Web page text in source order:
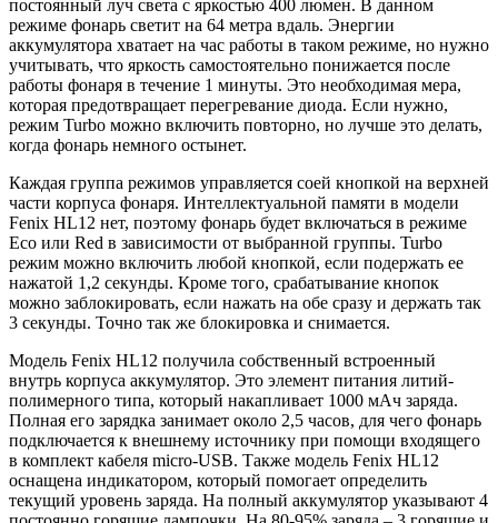
постоянный луч света с яркостью 400 люмен. В данном
режиме фонарь светит на 64 метра вдаль. Энергии
аккумулятора хватает на час работы в таком режиме, но нужно
учитывать, что яркость самостоятельно понижается после
работы фонаря в течение 1 минуты. Это необходимая мера,
которая предотвращает перегревание диода. Если нужно,
режим Turbo можно включить повторно, но лучше это делать,
когда фонарь немного остынет.
Каждая группа режимов управляется соей кнопкой на верхней
части корпуса фонаря. Интеллектуальной памяти в модели
Fenix HL12 нет, поэтому фонарь будет включаться в режиме
Eco или Red в зависимости от выбранной группы. Turbo
режим можно включить любой кнопкой, если подержать ее
нажатой 1,2 секунды. Кроме того, срабатывание кнопок
можно заблокировать, если нажать на обе сразу и держать так
3 секунды. Точно так же блокировка и снимается.
Модель Fenix HL12 получила собственный встроенный
внутрь корпуса аккумулятор. Это элемент питания литий-
полимерного типа, который накапливает 1000 мАч заряда.
Полная его зарядка занимает около 2,5 часов, для чего фонарь
подключается к внешнему источнику при помощи входящего
в комплект кабеля micro-USB. Также модель Fenix HL12
оснащена индикатором, который помогает определить
текущий уровень заряда. На полный аккумулятор указывают 4